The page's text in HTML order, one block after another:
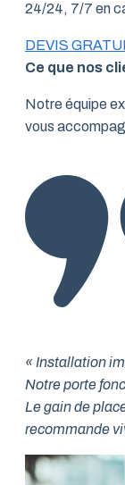
24/24, 7/7 en
DEVIS
Ce que nos
Notre équipe
vous
« Installation
Notre porte
Le gain de
recommande